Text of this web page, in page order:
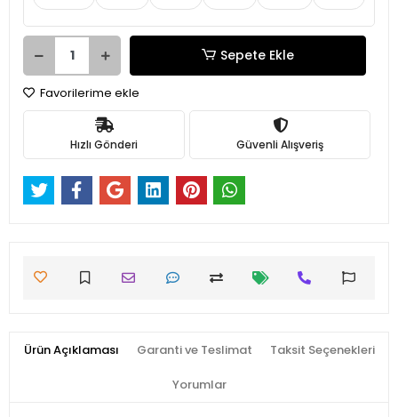
Sepete Ekle
Favorilerime ekle
Hızlı Gönderi Güvenli Alışveriş
Ürün Açıklaması Garanti ve Teslimat Taksit Seçenekleri
Yorumlar